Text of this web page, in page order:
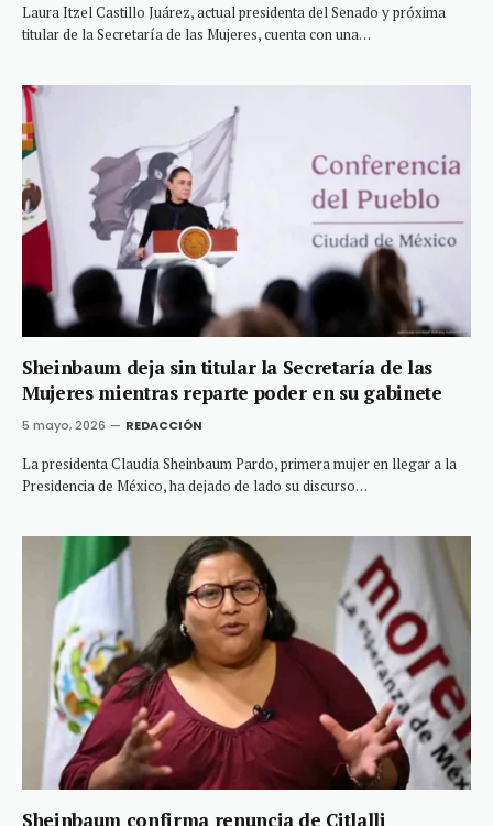
Laura Itzel Castillo Juárez, actual presidenta del Senado y próxima
titular de la Secretaría de las Mujeres, cuenta con una…
Sheinbaum deja sin titular la Secretaría de las
Mujeres mientras reparte poder en su gabinete
5 mayo, 2026 REDACCIÓN
La presidenta Claudia Sheinbaum Pardo, primera mujer en llegar a la
Presidencia de México, ha dejado de lado su discurso…
Sheinbaum confirma renuncia de Citlalli